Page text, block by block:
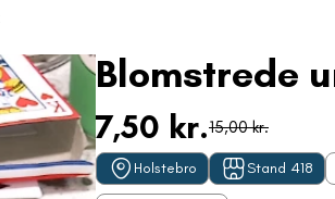
Blomstrede
7,50 kr.15,00 kr.
Holstebro Stand 418